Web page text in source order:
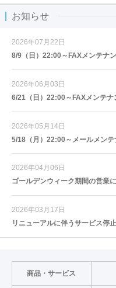
お知らせ
2026年07月22日
8/9（日）22:00～FAXメンテナ
2026年06月03日
6/21（日）22:00～FAXメンテナ
2026年05月14日
5/18（月）22:00～メールメン
2026年04月06日
ゴールデンウィーク期間の営業
2026年03月17日
リニューアルに伴うサービス停
商品・サービス